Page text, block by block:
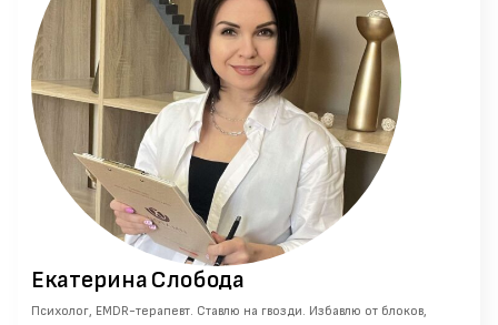
ЕкатеринаСлобода
Психолог, EMDR-терапевт. Ставлю на гвозди. Избавлю от блоков,